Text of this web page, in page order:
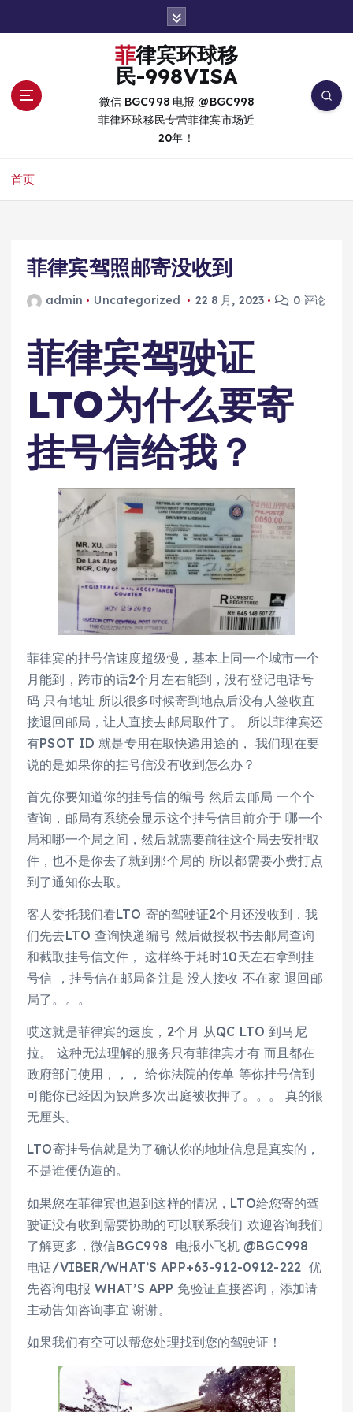
菲律宾环球移
民-998VISA
微信 BGC998 电报 @BGC998
菲律环球移民专营菲律宾市场近
20年！
首页
菲律宾驾照邮寄没收到
admin Uncategorized 22 8 月, 2023 0 评论
菲律宾驾驶证
LTO为什么要寄
挂号信给我？
菲律宾的挂号信速度超级慢，基本上同一个城市一个
月能到，跨市的话2个月左右能到，没有登记电话号
码 只有地址 所以很多时候寄到地点后没有人签收直
接退回邮局，让人直接去邮局取件了。 所以菲律宾还
有PSOT ID 就是专用在取快递用途的， 我们现在要
说的是如果你的挂号信没有收到怎么办？
首先你要知道你的挂号信的编号 然后去邮局 一个个
查询，邮局有系统会显示这个挂号信目前介于 哪一个
局和哪一个局之间，然后就需要前往这个局去安排取
件，也不是你去了就到那个局的 所以都需要小费打点
到了通知你去取。
客人委托我们看LTO 寄的驾驶证2个月还没收到，我
们先去LTO 查询快递编号 然后做授权书去邮局查询
和截取挂号信文件， 这样终于耗时10天左右拿到挂
号信 ，挂号信在邮局备注是 没人接收 不在家 退回邮
局了。。。
哎这就是菲律宾的速度，2个月 从QC LTO 到马尼
拉。 这种无法理解的服务只有菲律宾才有 而且都在
政府部门使用，，， 给你法院的传单 等你挂号信到
可能你已经因为缺席多次出庭被收押了。。。 真的很
无厘头。
LTO寄挂号信就是为了确认你的地址信息是真实的，
不是谁便伪造的。
如果您在菲律宾也遇到这样的情况，LTO给您寄的驾
驶证没有收到需要协助的可以联系我们 欢迎咨询我们
了解更多，微信BGC998 电报小飞机 @BGC998
电话/VIBER/WHAT’S APP+63-912-0912-222 优
先咨询电报 WHAT’S APP 免验证直接咨询，添加请
主动告知咨询事宜 谢谢。
如果我们有空可以帮您处理找到您的驾驶证！